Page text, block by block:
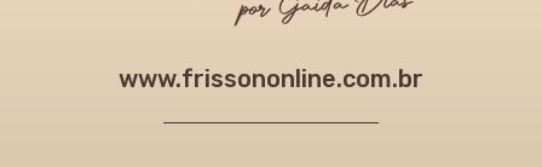
www.frissononline.com.br